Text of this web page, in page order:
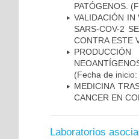
PATÓGENOS.
VALIDACIÓN IN
SARS-COV-2
CONTRA ESTE
(Fecha de
MEDICINA
CANCER EN
Laboratorios